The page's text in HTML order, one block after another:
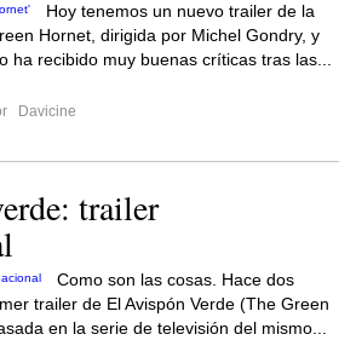
Hoy tenemos un nuevo trailer de la
Hornet, dirigida por Michel Gondry, y
ha recibido muy buenas críticas tras las...
Davicine
trailer
Como son las cosas. Hace dos
trailer de El Avispón Verde (The Green
en la serie de televisión del mismo...